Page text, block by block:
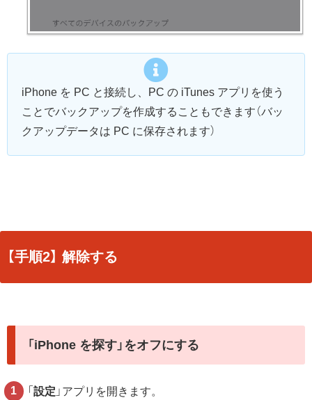
iPhone を PC と接続し、PC の iTunes アプリを使う
ことでバックアップを作成することもできます（バッ
クアップデータは PC に保存されます）
【手順2】 解除する
「iPhone を探す」をオフにする
「設定 」アプリを開きます。